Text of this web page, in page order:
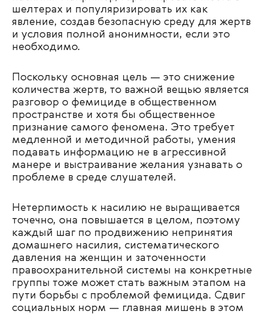
шелтерах и популяризировать их как
явление, создав безопасную среду для жертв
и условия полной анонимности, если это
необходимо.
Поскольку основная цель — это снижение
количества жертв, то важной вещью является
разговор о фемициде в общественном
пространстве и хотя бы общественное
признание самого феномена. Это требует
медленной и методичной работы, умения
подавать информацию не в агрессивной
манере и выстраивание желания узнавать о
проблеме в среде слушателей.
Нетерпимость к насилию не выращивается
точечно, она повышается в целом, поэтому
каждый шаг по продвижению непринятия
домашнего насилия, систематического
давления на женщин и заточенности
правоохранительной системы на конкретные
группы тоже может стать важным этапом на
пути борьбы с проблемой фемицида. Сдвиг
социальных норм — главная мишень в этом